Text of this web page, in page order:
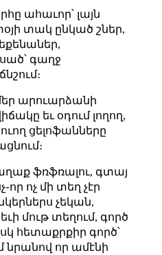
ահաւոր՝ լայն
տակ ընկած շներ,
գաղջ
արուարձանի
եւ օդում լողող,
ցելոֆանները
ֆռֆռալու, գտայ
ոչ մի տեղ չէր
չեկան,
մութ տեղում, գործ
հետաքրքիր գործ՝
նրանով որ ամէնի